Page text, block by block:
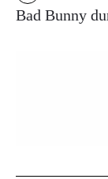
Bad Bunny